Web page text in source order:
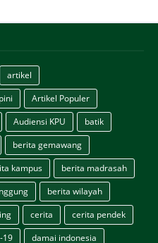
artikel
Artikel Populer
Audiensi KPU
batik
berita gemawang
kampus
berita madrasah
berita wilayah
cerita
cerita pendek
19
damai indonesia